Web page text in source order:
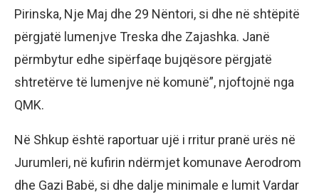
Pirinska, Nje Maj dhe 29 Nëntori, si dhe në shtëpitë
përgjatë lumenjve Treska dhe Zajashka. Janë
përmbytur edhe sipërfaqe bujqësore përgjatë
shtretërve të lumenjve në komunë”, njoftojnë nga
QMK.
Në Shkup është raportuar ujë i rritur pranë urës në
Jurumleri, në kufirin ndërmjet komunave Aerodrom
dhe Gazi Babë, si dhe dalje minimale e lumit Vardar